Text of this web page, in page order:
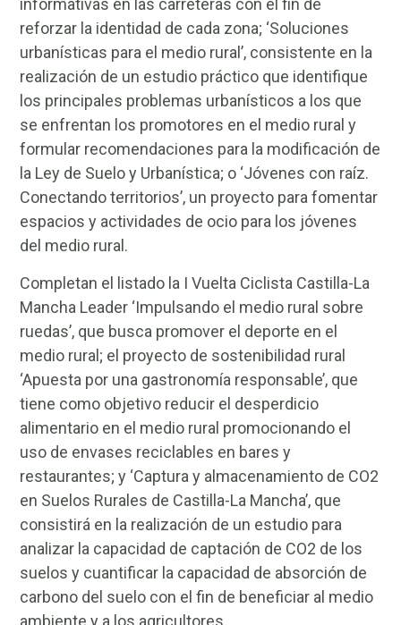
informativas en las carreteras con el fin de
reforzar la identidad de cada zona; ‘Soluciones
urbanísticas para el medio rural’, consistente en la
realización de un estudio práctico que identifique
los principales problemas urbanísticos a los que
se enfrentan los promotores en el medio rural y
formular recomendaciones para la modificación de
la Ley de Suelo y Urbanística; o ‘Jóvenes con raíz.
Conectando territorios’, un proyecto para fomentar
espacios y actividades de ocio para los jóvenes
del medio rural.
Completan el listado la I Vuelta Ciclista Castilla-La
Mancha Leader ‘Impulsando el medio rural sobre
ruedas’, que busca promover el deporte en el
medio rural; el proyecto de sostenibilidad rural
‘Apuesta por una gastronomía responsable’, que
tiene como objetivo reducir el desperdicio
alimentario en el medio rural promocionando el
uso de envases reciclables en bares y
restaurantes; y ‘Captura y almacenamiento de CO2
en Suelos Rurales de Castilla-La Mancha’, que
consistirá en la realización de un estudio para
analizar la capacidad de captación de CO2 de los
suelos y cuantificar la capacidad de absorción de
carbono del suelo con el fin de beneficiar al medio
ambiente y a los agricultores.